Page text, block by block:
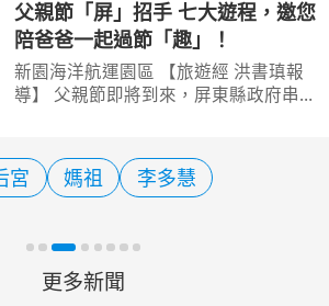
夜間Keeper’s Talk將於18:30溫帶動物
區山獅戶外活動場前
父親節「屏」招手 七大遊程，邀您
陪爸爸一起過節「趣」！
新園海洋航運園區 【旅遊經 洪書瑱報
導】 父親節即將到來，屏東縣政府串
林生態、海岸風光及在地特色體驗，規
劃了一日、二日及三日
宮 媽祖 李多慧
更多新聞